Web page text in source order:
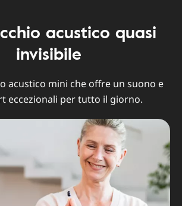
acustico quasi
invisibile
acustico mini che offre un suono e
eccezionali per tutto il giorno.